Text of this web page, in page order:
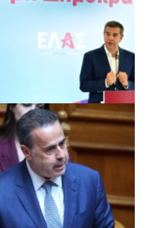
· 15:46
για την
με το σχέδιο